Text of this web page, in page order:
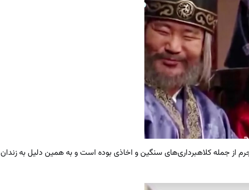
از جمله کلاهبرداری‌های سنگین و اخاذی بوده است و به همین دلیل به زندان